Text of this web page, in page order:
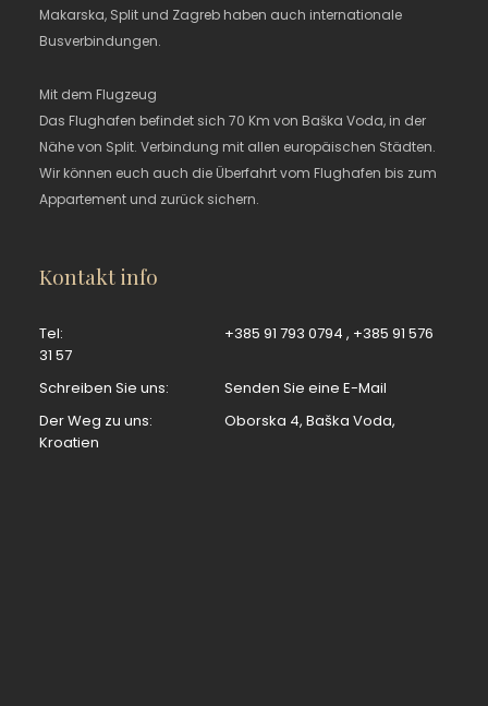
Makarska, Split und Zagreb haben auch internationale
Busverbindungen.
Mit dem Flugzeug
Das Flughafen befindet sich 70 Km von Baška Voda, in der
Nähe von Split. Verbindung mit allen europäischen Städten.
Wir können euch auch die Überfahrt vom Flughafen bis zum
Appartement und zurück sichern.
Kontakt info
Tel: +385 91 793 0794 , +385 91 576
31 57
Schreiben Sie uns:
Senden Sie eine E-Mail
Der Weg zu uns:
Oborska 4, Baška Voda,
Kroatien